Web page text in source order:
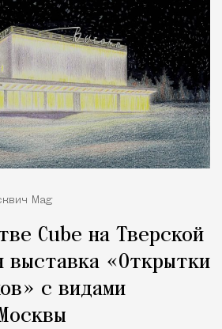
Mag
Cube на Тверской
выставка «Открытки
с видами